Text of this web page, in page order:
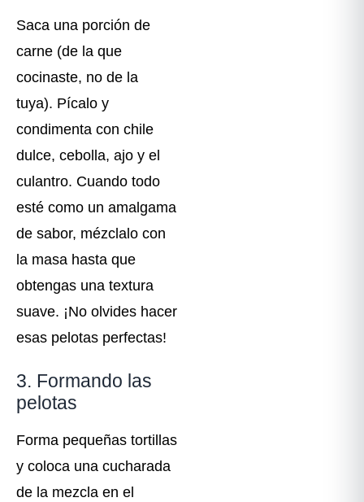
Saca una porción de
carne (de la que
cocinaste, no de la
tuya). Pícalo y
condimenta con chile
dulce, cebolla, ajo y el
culantro. Cuando todo
esté como un amalgama
de sabor, mézclalo con
la masa hasta que
obtengas una textura
suave. ¡No olvides hacer
esas pelotas perfectas!
3. Formando las
pelotas
Forma pequeñas tortillas
y coloca una cucharada
de la mezcla en el